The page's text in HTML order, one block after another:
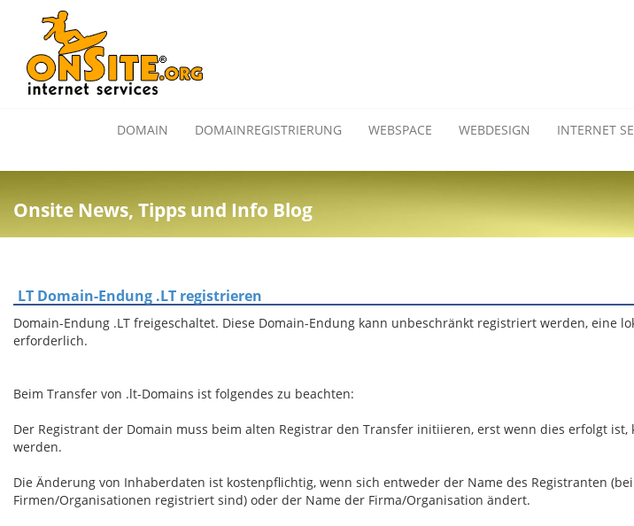
DOMAIN DOMAINREGISTRIERUNG WEBSPACE WEBDESIGN INTERNET
Onsite News, Tipps und Info Blog
LT Domain-Endung .LT registrieren
Domain-Endung .LT freigeschaltet. Diese Domain-Endung kann unbeschränkt registriert werden, eine
erforderlich.
Beim Transfer von .lt-Domains ist folgendes zu beachten:
Der Registrant der Domain muss beim alten Registrar den Transfer initiieren, erst wenn dies erfolgt ist,
werden.
Die Änderung von Inhaberdaten ist kostenpflichtig, wenn sich entweder der Name des Registranten
Firmen/Organisationen registriert sind) oder der Name der Firma/Organisation ändert.